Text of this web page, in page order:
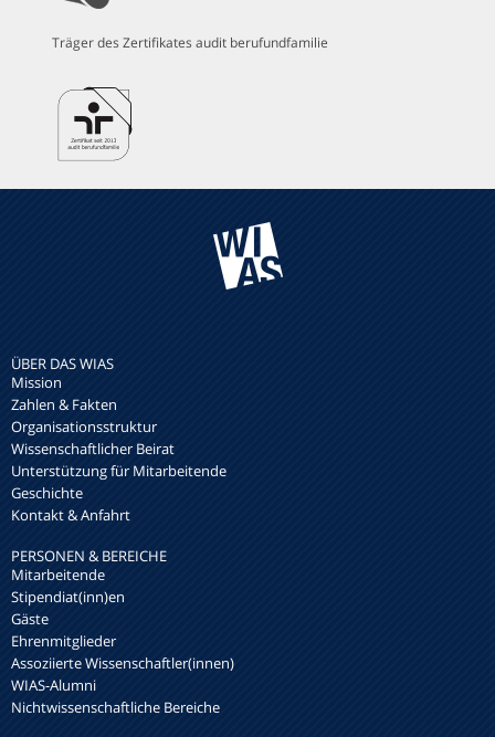
Träger des Zertifikates audit berufundfamilie
ÜBER DAS WIAS
Mission
Zahlen & Fakten
Organisationsstruktur
Wissenschaftlicher Beirat
Unterstützung für Mitarbeitende
Geschichte
Kontakt & Anfahrt
PERSONEN & BEREICHE
Mitarbeitende
Stipendiat(inn)en
Gäste
Ehrenmitglieder
Assoziierte Wissenschaftler(innen)
WIAS-Alumni
Nichtwissenschaftliche Bereiche